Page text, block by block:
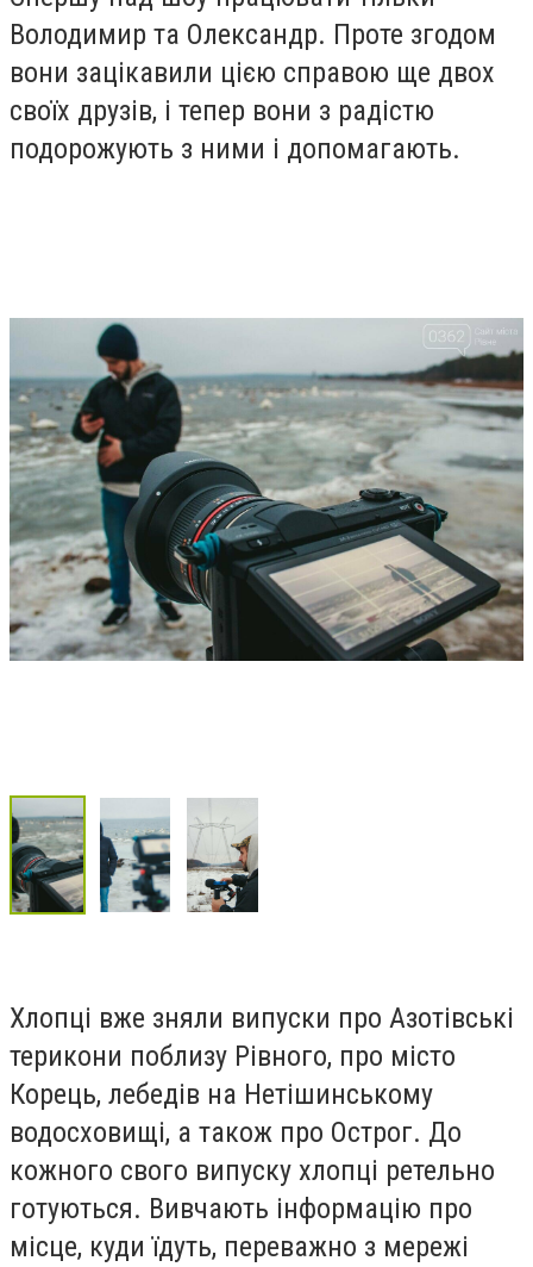
Володимир та Олександр. Проте згодом
вони зацікавили цією справою ще двох
своїх друзів, і тепер вони з радістю
подорожують з ними і допомагають.
Хлопці вже зняли випуски про Азотівські
терикони поблизу Рівного, про місто
Корець, лебедів на Нетішинському
водосховищі, а також про Острог. До
кожного свого випуску хлопці ретельно
готуються. Вивчають інформацію про
місце, куди їдуть, переважно з мережі